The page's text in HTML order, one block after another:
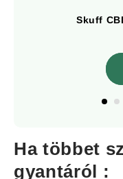
Skuff
Ha többet
gyantáról :